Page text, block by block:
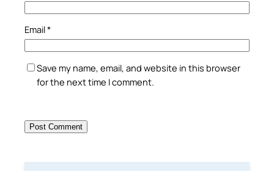
Email*
Save my name, email, and website in this browser
for the next time I comment.